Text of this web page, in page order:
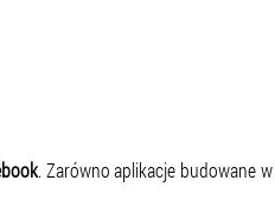
. Zarówno aplikacje budowane